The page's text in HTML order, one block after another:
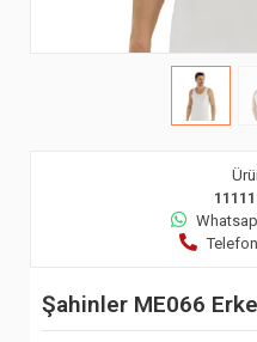
Şahinler ME066